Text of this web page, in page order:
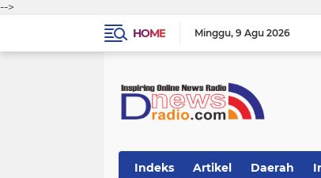
-->
HOME
Minggu 9 Agu 2026
Indeks Artikel Daerah